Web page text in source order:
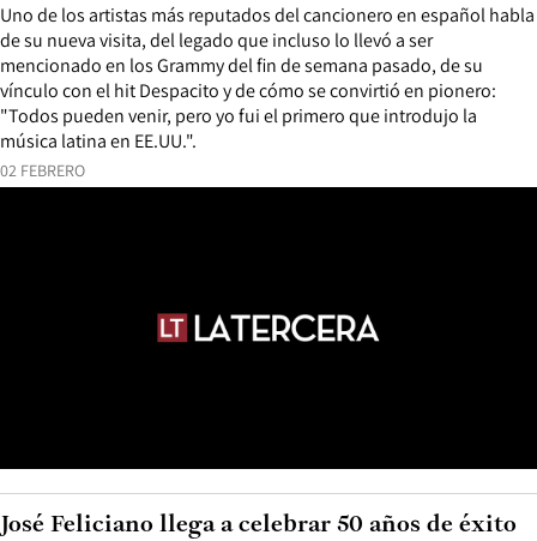
02 FEBRERO
Uno de los artistas más reputados del cancionero en español habla
de su nueva visita, del legado que incluso lo llevó a ser
mencionado en los Grammy del fin de semana pasado, de su
vínculo con el hit Despacito y de cómo se convirtió en pionero:
"Todos pueden venir, pero yo fui el primero que introdujo la
música latina en EE.UU.".
José Feliciano llega a celebrar 50 años de éxito